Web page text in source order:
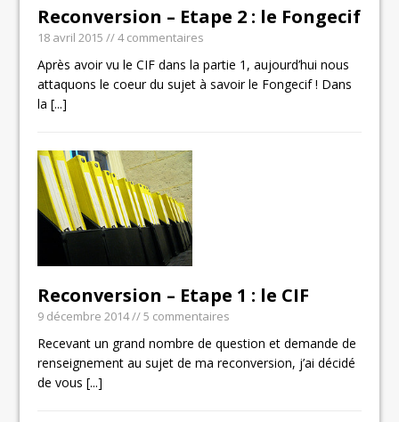
Reconversion – Etape 2 : le Fongecif
18 avril 2015 // 4 commentaires
Après avoir vu le CIF dans la partie 1, aujourd’hui nous
attaquons le coeur du sujet à savoir le Fongecif ! Dans
la[...]
Reconversion – Etape 1 : le CIF
9 décembre 2014// 5 commentaires
Recevant un grand nombre de question et demande de
renseignement au sujet de ma reconversion, j’ai décidé
de vous[...]